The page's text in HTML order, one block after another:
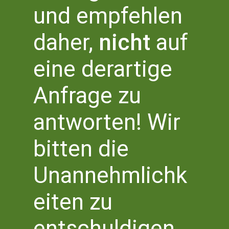
Mehr Infos zu BLEB
Literaturhaus Bonn
Literaturbüro NRW Süd
Bottlerplatz 1
T 0228 – 555 2 777 0
info@literaturhaus-bonn.de
und empfehlen
daher, nicht auf
eine derartige
Anfrage zu
antworten! Wir
bitten die
Unannehmlichk
eiten zu